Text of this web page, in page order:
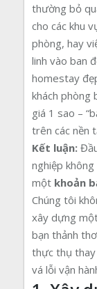
thường bỏ
cho các khu
phòng, hay
linh vào ban
homestay
khách phòng
giá 1 sao –
trên các nền
Kết luận:
nghiệp không
một khoản
Chúng tôi
xây dựng
bạn thảnh
thực thụ thay
vá lỗi vận